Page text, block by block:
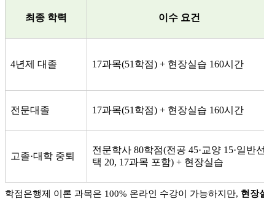
최종 학력 이수 요건
4년제 대졸 17과목(51학점) + 현장실습 160시간
전문대졸 17과목(51학점) + 현장실습 160시간
고졸·대학 중퇴
전문학사 80학점(전공 45·교양 15·일반선
택 20, 17과목 포함) + 현장실습
학점은행제 이론 과목은 100% 온라인 수강이 가능하지만, 현장